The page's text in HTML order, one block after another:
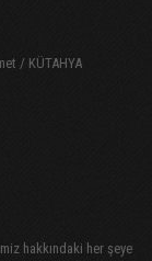
/ KÜTAHYA
hakkındaki her şeye